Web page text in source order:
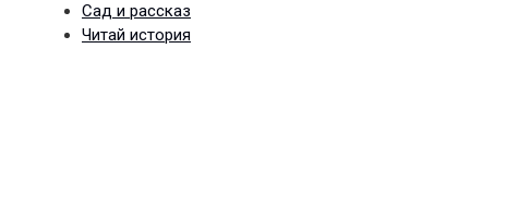
Сад и рассказ
Читай история